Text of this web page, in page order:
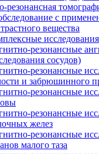
резонансная
с
вещества
исследования
резонансные
сосудов)
резонансные
и забрюшинного
резонансные
резонансные
желез
резонансные
малого таза